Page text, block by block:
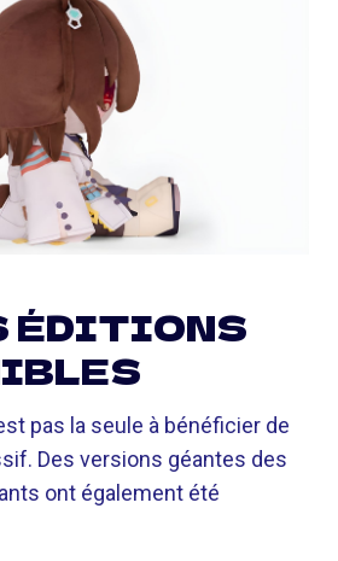
ÉDITIONS
pas la seule à bénéficier de
Des versions géantes des
ont également été